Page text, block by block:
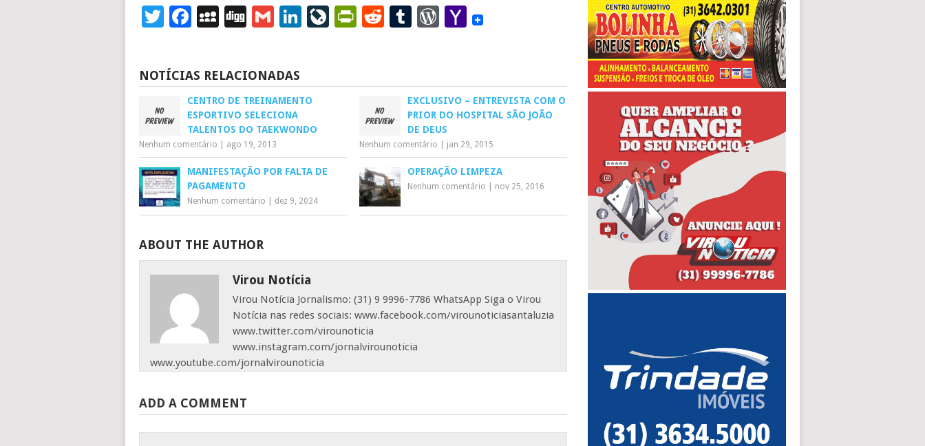
Twitter
Facebook
MySpace
DiggGmailLinkedIn
LiveJournal
PrintFriendly
RedditTumblr
WordPress
Yahoo
NOTÍCIAS RELACIONADAS
CENTRO DE TREINAMENTO
ESPORTIVO SELECIONA
TALENTOS DO TAEKWONDO
Nenhum comentário ago 19, 2013
EXCLUSIVO – ENTREVISTA COM O
PRIOR DO HOSPITAL SÃO JOÃO
DE DEUS
Nenhum comentário jan 29, 2015
MANIFESTAÇÃO POR FALTA DE
PAGAMENTO
Nenhum comentário dez 9, 2024
OPERAÇÃO LIMPEZA
Nenhum comentário nov 25, 2016
ABOUT THE AUTHOR
Virou Notícia
Virou Notícia Jornalismo: (31) 9 9996-7786 WhatsApp Siga o Virou
Notícia nas redes sociais: www.facebook.com/virounoticiasantaluzia
www.twitter.com/virounoticia
www.instagram.com/jornalvirounoticia
www.youtube.com/jornalvirounoticia
ADD A COMMENT